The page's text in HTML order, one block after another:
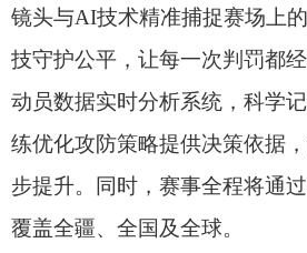
有“赛事+美食”“赛事+住宿”“赛事+非
区”等四大观赛文旅优惠套票，让各地
茵激情的同时，以最实惠的价格体验
领导、政府主导、社会协同、公众参
能、法治保障”的全方位保障体系。针